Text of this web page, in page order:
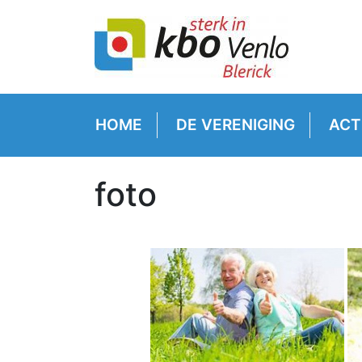
HOME DE VERENIGING
foto